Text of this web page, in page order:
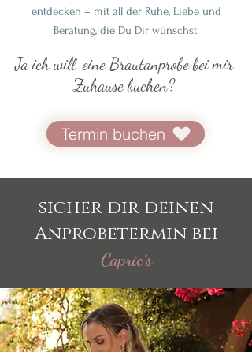
entdecken – mit all der Ruhe, Liebe und
Beratung, die Du Dir wünschst.
Ja ich will, eine Brautanprobe bei mir
Zuhause buchen?
Termin buchen
sicher dir deinen
Anprobetermin bei
Capric´s